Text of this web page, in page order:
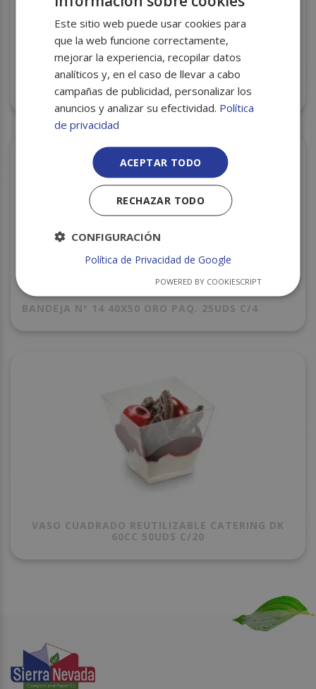
PLATO CARTON 32CM 50U PLATA
BANDEJA Nº 14 40X50 ORO PAQ. 25UDS C/4
VASO CUADRADO REUTILIZABLE CATERING DK
60CC 50UDS C/20
Este sitio web puede usar cookies para
que la web funcione correctamente,
mejorar la experiencia, recopilar datos
analíticos y, en el caso de llevar a cabo
campañas de publicidad, personalizar los
anuncios y analizar su efectividad. Política
de privacidad
ACEPTAR TODO
RECHAZAR TODO
CONFIGURACIÓN
Política de Privacidad de Google
POWERED BY COOKIESCRIPT